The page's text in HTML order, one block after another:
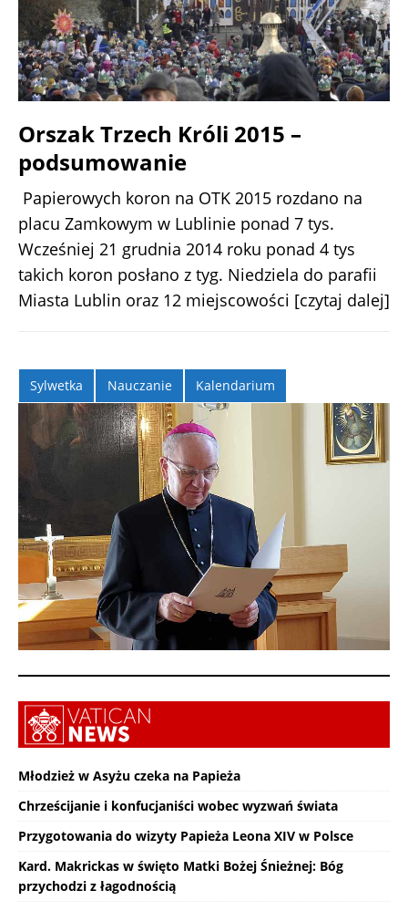
Orszak Trzech Króli 2015 –
podsumowanie
Papierowych koron na OTK 2015 rozdano na
placu Zamkowym w Lublinie ponad 7 tys.
Wcześniej 21 grudnia 2014 roku ponad 4 tys
takich koron posłano z tyg. Niedziela do parafii
Miasta Lublin oraz 12 miejscowości [czytaj dalej]
Sylwetka Nauczanie Kalendarium
Młodzież w Asyżu czeka na Papieża
Chrześcijanie i konfucjaniści wobec wyzwań świata
Przygotowania do wizyty Papieża Leona XIV w Polsce
Kard. Makrickas w święto Matki Bożej Śnieżnej: Bóg
przychodzi z łagodnością